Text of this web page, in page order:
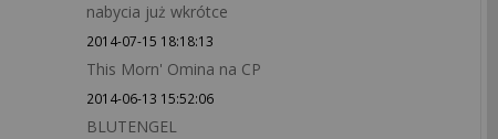
nabycia już wkrótce
2014-07-15 18:18:13
This Morn' Omina na CP
2014-06-13 15:52:06
BLUTENGEL